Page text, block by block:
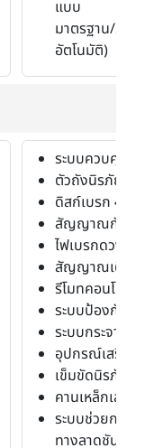
แบบ
มาตรฐาน/
อัตโนมัติ)
ระบบควบคุมก
ตัวถังนิรภัย
ดิสก์เบรก 4 ล้อ
สัญญาณกันขโ
ไฟเบรกดวงที่ 3
สัญญาณเตือน
รีโมทคอนโทรล
ระบบป้องกันก
ระบบกระจายแ
อุปกรณ์เสริม
เข็มขัดนิรภัย
คานเหล็กเสริ
ระบบช่วยการ
ทางลาดชัน